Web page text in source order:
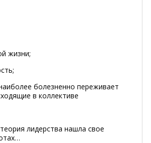
жизни;
болезненно переживает
в коллективе
лидерства нашла свое